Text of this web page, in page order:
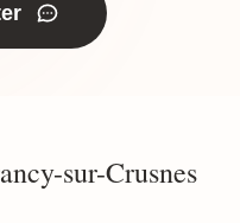
sur-Crusnes